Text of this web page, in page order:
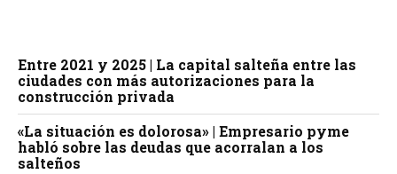
Entre 2021 y 2025 | La capital salteña entre las
ciudades con más autorizaciones para la
construcción privada
«La situación es dolorosa» | Empresario pyme
habló sobre las deudas que acorralan a los
salteños